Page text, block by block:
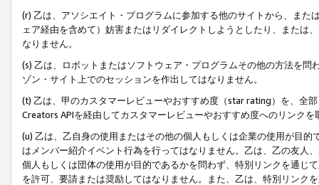
(r) 乙は、アソシエイト・プログラムに参加する他のサイトから、ま
ェア経由を含めて）妨害またはリダイレクトしようとしたり、または
なりません。
(s) 乙は、ロボットまたはソフトウェア・プログラムその他の方法を
ゾン・サイト上でのセッションを作出してはなりません。
(t) 乙は、甲のカスタマーレビューやおすすめ度（star rating）を、全
Creators APIを経由してカスタマーレビューやおすすめ度へのリンクを
(u) 乙は、乙自身の使用またはその他の個人もしくは企業の使用が目
はメンバー紹介イベント行為を行ってはなりません。乙は、乙の友人
個人もしくは団体の使用が目的であるかを問わず、特別リンクを通じ
を許可、要請または奨励してはなりません。また、乙は、特別リンク